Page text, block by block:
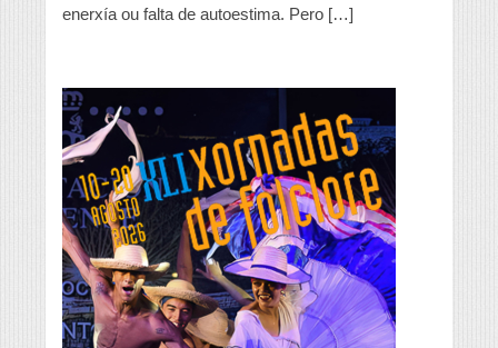
enerxía ou falta de autoestima. Pero […]